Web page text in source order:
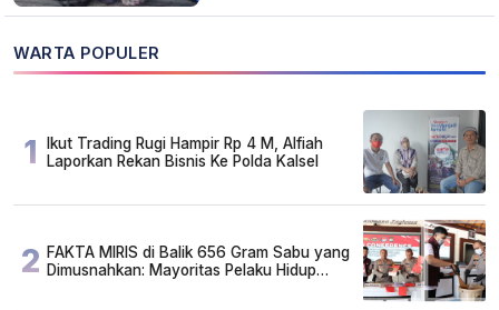
WARTA POPULER
1
Ikut Trading Rugi Hampir Rp 4 M, Alfiah
Laporkan Rekan Bisnis Ke Polda Kalsel
2 FAKTA MIRIS di Balik 656 Gram Sabu yang
Dimusnahkan: Mayoritas Pelaku Hidup